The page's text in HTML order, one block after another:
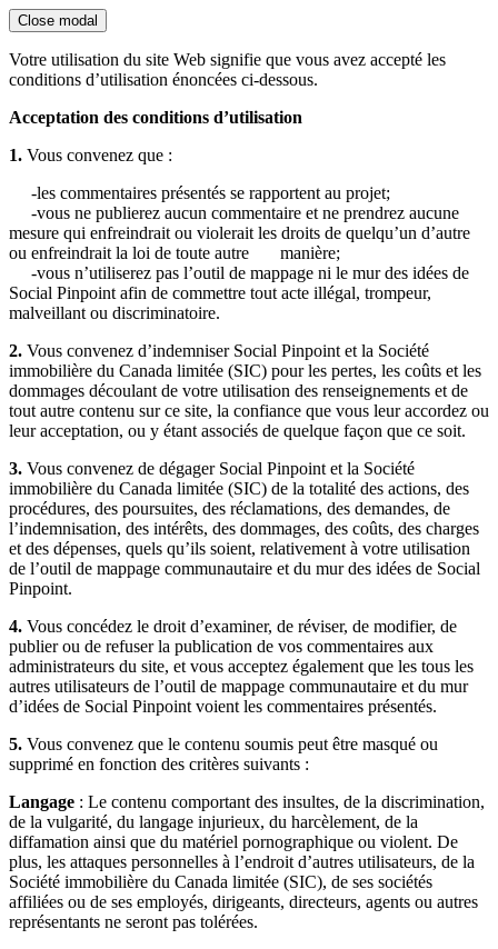
Close modal
Votre utilisation du site Web signifie que vous avez accepté les
conditions d’utilisation énoncées ci-dessous.
Acceptation des conditions d’utilisation
1. Vous convenez que :
-les commentaires présentés se rapportent au projet;
-vous ne publierez aucun commentaire et ne prendrez aucune
mesure qui enfreindrait ou violerait les droits de quelqu’un d’autre
ou enfreindrait la loi de toute autre manière;
-vous n’utiliserez pas l’outil de mappage ni le mur des idées de
Social Pinpoint afin de commettre tout acte illégal, trompeur,
malveillant ou discriminatoire.
2. Vous convenez d’indemniser Social Pinpoint et la Société
immobilière du Canada limitée (SIC) pour les pertes, les coûts et les
dommages découlant de votre utilisation des renseignements et de
tout autre contenu sur ce site, la confiance que vous leur accordez ou
leur acceptation, ou y étant associés de quelque façon que ce soit.
3. Vous convenez de dégager Social Pinpoint et la Société
immobilière du Canada limitée (SIC) de la totalité des actions, des
procédures, des poursuites, des réclamations, des demandes, de
l’indemnisation, des intérêts, des dommages, des coûts, des charges
et des dépenses, quels qu’ils soient, relativement à votre utilisation
de l’outil de mappage communautaire et du mur des idées de Social
Pinpoint.
4. Vous concédez le droit d’examiner, de réviser, de modifier, de
publier ou de refuser la publication de vos commentaires aux
administrateurs du site, et vous acceptez également que les tous les
autres utilisateurs de l’outil de mappage communautaire et du mur
d’idées de Social Pinpoint voient les commentaires présentés.
5. Vous convenez que le contenu soumis peut être masqué ou
supprimé en fonction des critères suivants :
Langage : Le contenu comportant des insultes, de la discrimination,
de la vulgarité, du langage injurieux, du harcèlement, de la
diffamation ainsi que du matériel pornographique ou violent. De
plus, les attaques personnelles à l’endroit d’autres utilisateurs, de la
Société immobilière du Canada limitée (SIC), de ses sociétés
affiliées ou de ses employés, dirigeants, directeurs, agents ou autres
représentants ne seront pas tolérées.